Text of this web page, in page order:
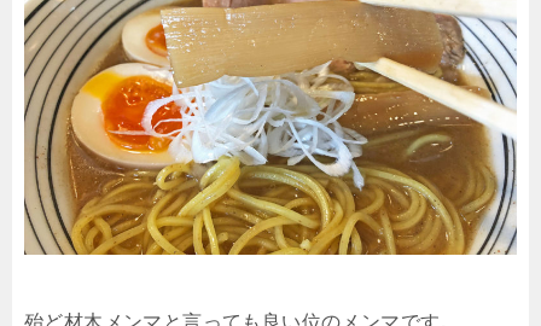
殆ど材木メンマと言っても良い位のメンマです。